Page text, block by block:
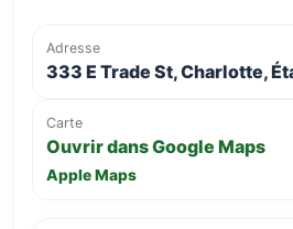
Adresse
333 E Trade St, Charlotte,
Carte
Ouvrir dans Google Maps
Apple Maps